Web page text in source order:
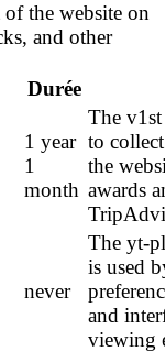
the website on
and other
Durée
1 year
1
month
The
to
the
awards
never
The yt-
is used
and
viewing